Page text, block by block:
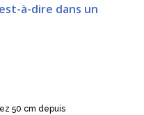
à-dire dans un
50 cm depuis